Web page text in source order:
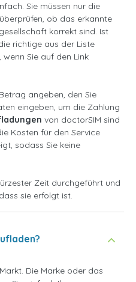
Sie müssen nur die
ob das erkannte
korrekt sind. Ist
richtige aus der Liste
Sie auf den Link
angeben, den Sie
eingeben, um die Zahlung
von doctorSIM sind
Kosten für den Service
sodass Sie keine
Zeit durchgeführt und
sie erfolgt ist.
Die Marke oder das